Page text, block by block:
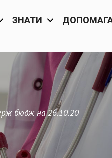
ЗНАТИ
бюдж на 26.10.20